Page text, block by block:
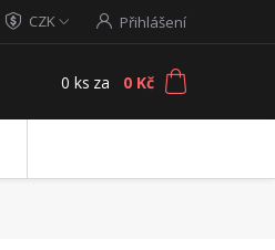
CZK Přihlášení
0 ks za 0 Kč